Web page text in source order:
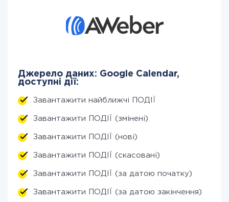
Джерело даних: Google Calendar,
доступні дії:
Завантажити найближчі ПОДІЇ
Завантажити ПОДІЇ (змінені)
Завантажити ПОДІЇ (нові)
Завантажити ПОДІЇ (скасовані)
Завантажити ПОДІЇ (за датою початку)
Завантажити ПОДІЇ (за датою закінчення)